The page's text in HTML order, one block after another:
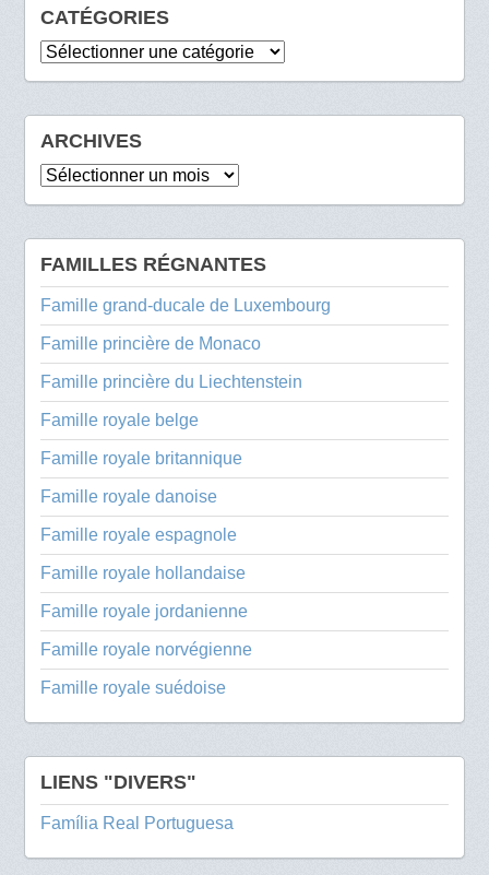
CATÉGORIES
Catégories
ARCHIVES
Archives
FAMILLES RÉGNANTES
Famille grand-ducale de Luxembourg
Famille princière de Monaco
Famille princière du Liechtenstein
Famille royale belge
Famille royale britannique
Famille royale danoise
Famille royale espagnole
Famille royale hollandaise
Famille royale jordanienne
Famille royale norvégienne
Famille royale suédoise
LIENS "DIVERS"
Família Real Portuguesa